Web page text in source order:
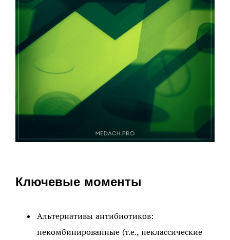
Ключевые моменты
Альтернативы антибиотиков:
некомбинированные (т.е., неклассические